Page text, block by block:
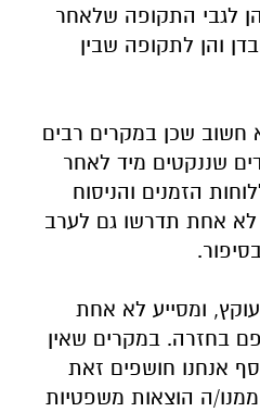
לגבי התקופה שלאחר
והן לתקופה שבין
חשוב שכן במקרים רבים
שננקטים מיד לאחר
הזמנים והניסוח
לא אחת תדרשו גם לערב
ומסייע לא אחת
בחזרה. במקרים שאין
אנחנו חושפים זאת
ה הוצאות משפטיות